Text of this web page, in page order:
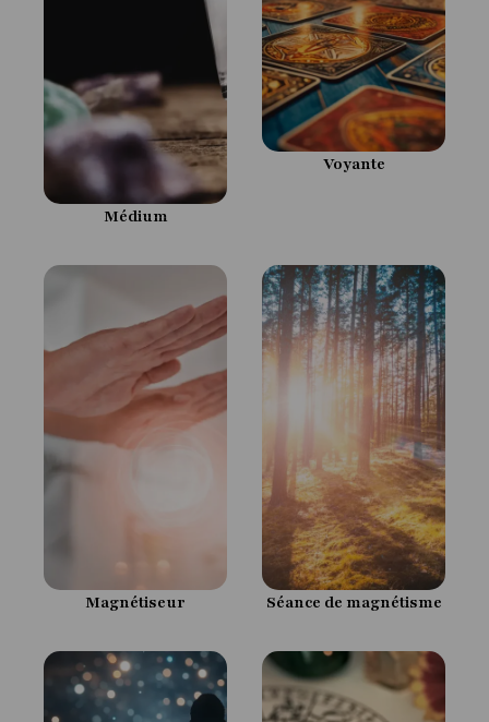
Médium
Voyante
Magnétiseur Séance de magnétisme